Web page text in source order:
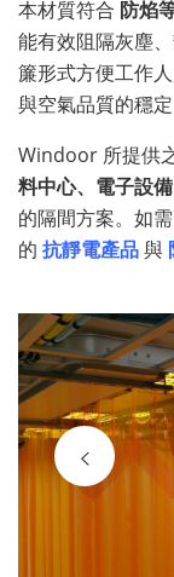
本材質符合 防焰
能有效阻隔灰塵
簾形式方便工作
與空氣品質的穩定
Windoor 所提供
料中心、電子設
的隔間方案。如
的 抗靜電產品與